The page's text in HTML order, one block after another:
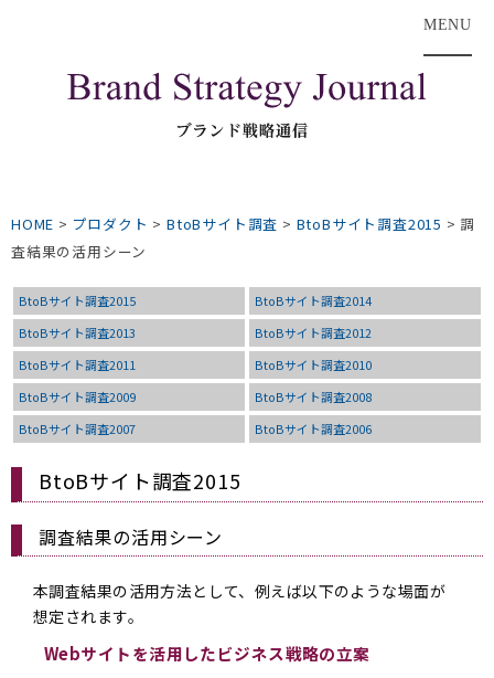
MENU
HOME > プロダクト >BtoBサイト調査 > BtoBサイト調査2015 > 調
査結果の活用シーン
BtoBサイト調査2015
BtoBサイト調査2014
BtoBサイト調査2013
BtoBサイト調査2012
BtoBサイト調査2011
BtoBサイト調査2010
BtoBサイト調査2009
BtoBサイト調査2008
BtoBサイト調査2007
BtoBサイト調査2006
BtoBサイト調査2015
調査結果の活用シーン
本調査結果の活用方法として、例えば以下のような場面が
想定されます。
Webサイトを活用したビジネス戦略の立案